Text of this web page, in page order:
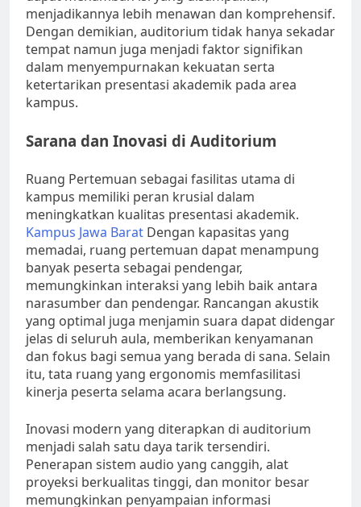
menjadikannya lebih menawan dan komprehensif.
Dengan demikian, auditorium tidak hanya sekadar
tempat namun juga menjadi faktor signifikan
dalam menyempurnakan kekuatan serta
ketertarikan presentasi akademik pada area
kampus.
Sarana dan Inovasi di Auditorium
Ruang Pertemuan sebagai fasilitas utama di
kampus memiliki peran krusial dalam
meningkatkan kualitas presentasi akademik.
Kampus Jawa Barat Dengan kapasitas yang
memadai, ruang pertemuan dapat menampung
banyak peserta sebagai pendengar,
memungkinkan interaksi yang lebih baik antara
narasumber dan pendengar. Rancangan akustik
yang optimal juga menjamin suara dapat didengar
jelas di seluruh aula, memberikan kenyamanan
dan fokus bagi semua yang berada di sana. Selain
itu, tata ruang yang ergonomis memfasilitasi
kinerja peserta selama acara berlangsung.
Inovasi modern yang diterapkan di auditorium
menjadi salah satu daya tarik tersendiri.
Penerapan sistem audio yang canggih, alat
proyeksi berkualitas tinggi, dan monitor besar
memungkinkan penyampaian informasi